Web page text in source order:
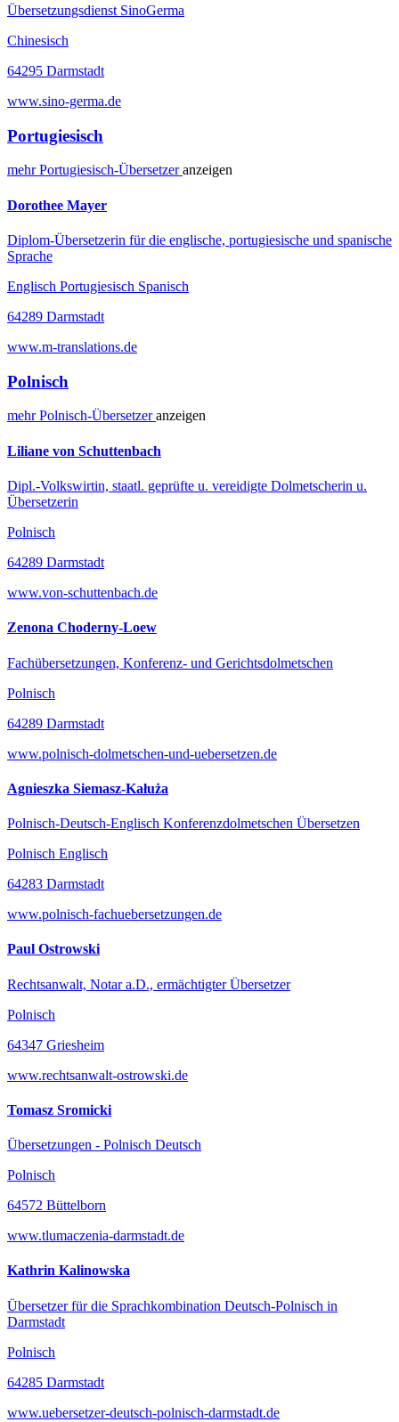
Übersetzungsdienst SinoGerma
Chinesisch
64295 Darmstadt
www.sino-germa.de
Portugiesisch
mehrPortugiesisch-Übersetzeranzeigen
Dorothee Mayer
Diplom-Übersetzerin für die englische, portugiesische und spanische
Sprache
Englisch Portugiesisch Spanisch
64289 Darmstadt
www.m-translations.de
Polnisch
mehrPolnisch-Übersetzeranzeigen
Liliane von Schuttenbach
Dipl.-Volkswirtin, staatl. geprüfte u. vereidigte Dolmetscherin u.
Übersetzerin
Polnisch
64289 Darmstadt
www.von-schuttenbach.de
Zenona Choderny-Loew
Fachübersetzungen, Konferenz- und Gerichtsdolmetschen
Polnisch
64289 Darmstadt
www.polnisch-dolmetschen-und-uebersetzen.de
Agnieszka Siemasz-Kałuża
Polnisch-Deutsch-Englisch Konferenzdolmetschen Übersetzen
Polnisch Englisch
64283 Darmstadt
www.polnisch-fachuebersetzungen.de
Paul Ostrowski
Rechtsanwalt, Notar a.D., ermächtigter Übersetzer
Polnisch
64347 Griesheim
www.rechtsanwalt-ostrowski.de
Tomasz Sromicki
Übersetzungen - Polnisch Deutsch
Polnisch
64572 Büttelborn
www.tlumaczenia-darmstadt.de
Kathrin Kalinowska
Übersetzer für die Sprachkombination Deutsch-Polnisch in
Darmstadt
Polnisch
64285 Darmstadt
www.uebersetzer-deutsch-polnisch-darmstadt.de